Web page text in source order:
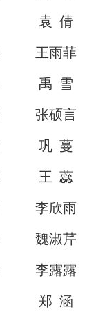
袁 倩
王雨菲
禹 雪
张硕言
巩 蔓
王 蕊
李欣雨
魏淑芹
李露露
郑 涵